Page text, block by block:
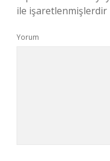
ile işaretlenmişlerdir
Yorum